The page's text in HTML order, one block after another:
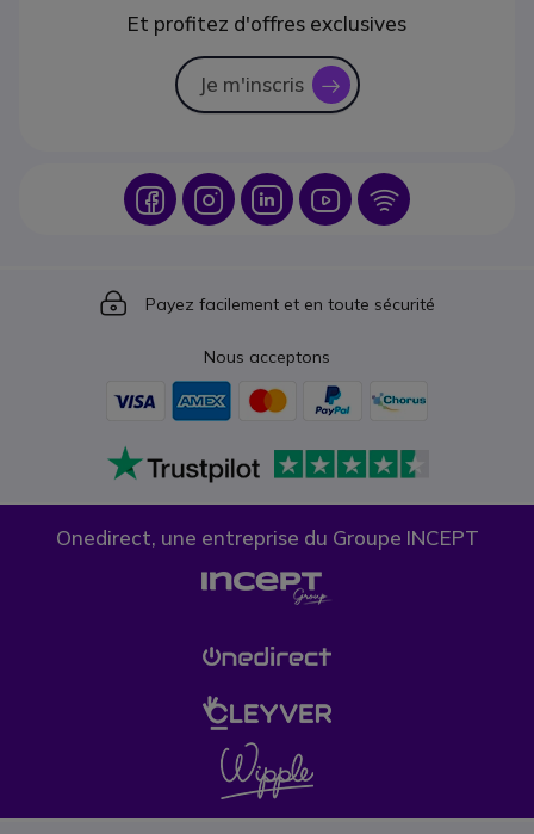
Et profitez d'offres exclusives
Je m'inscris icon
Icon IconIcon Icon Icon
Icon
Payez facilement et en toute sécurité
Nous acceptons
Onedirect, une entreprise du Groupe INCEPT